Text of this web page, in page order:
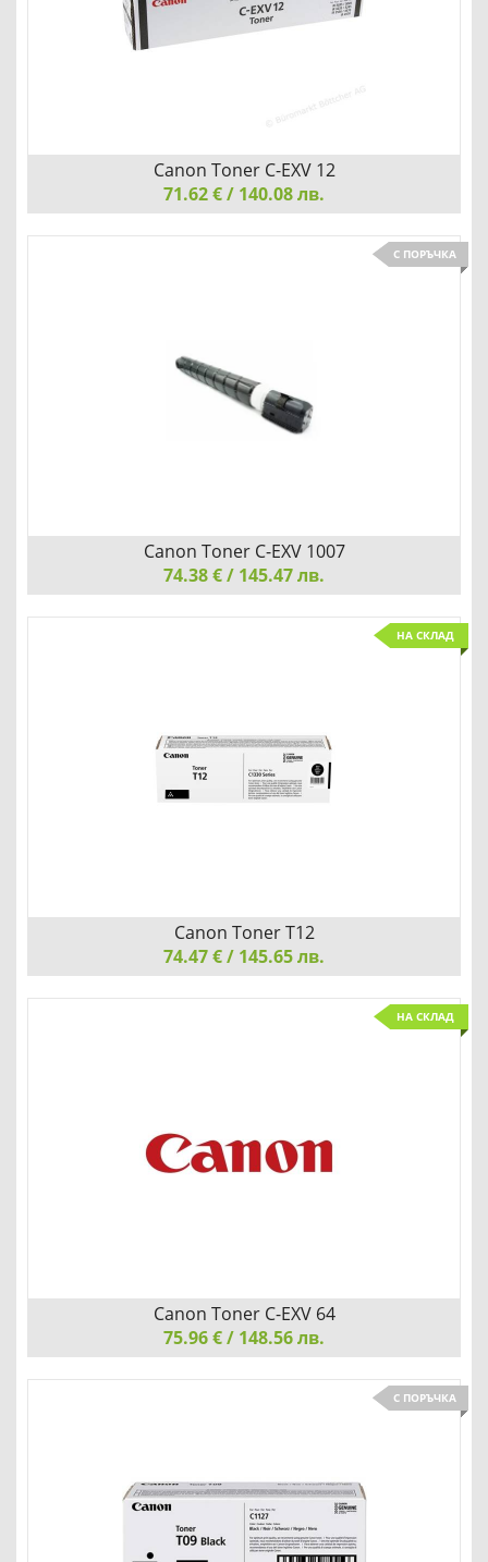
Детайли
Canon Toner C-EXV 12
71.62 € / 140.08 лв.
С ПОРЪЧКА
Canon Toner C-EXV 1007
74.38 € / 145.47 лв.
НА СКЛАД
Canon Toner T12
74.47 € / 145.65 лв.
НА СКЛАД
Canon Toner C-EXV 64
75.96 € / 148.56 лв.
С ПОРЪЧКА